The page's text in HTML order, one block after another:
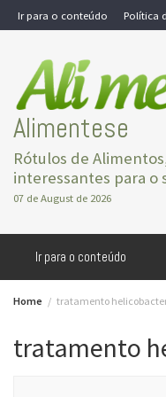
Skip
to
Ir para o conteúdo Política
Alimentese
Rótulos de
interessantes para o
07 de August de 2026
Ir para o conteúdo
Home tratamento
tratamento